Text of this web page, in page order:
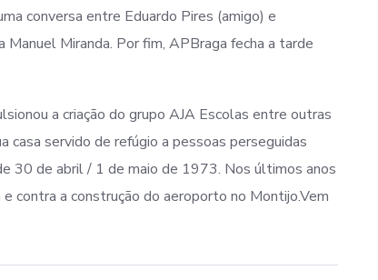
conversa entre Eduardo Pires (amigo) e
Miranda. Por fim, APBraga fecha a tarde
a criação do grupo AJA Escolas entre outras
casa servido de refúgio a pessoas perseguidas
30 de abril / 1 de maio de 1973. Nos últimos anos
contra a construção do aeroporto no Montijo.Vem